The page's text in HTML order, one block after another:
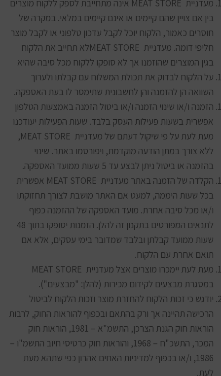
מעדניית MEAT STORE אינה מתחייבת לספק ללקוח מוצרים
בין אם צויין שהם קיימים או אינם קיימים במלאי. במקרה של
חוסרים כאמור, הלקוח יוכל לקבל עדכון טלפוני או לקבל מוצר
חליפי דומה. מעדניית MEAT STOREלא תחייב את הלקוח
בגין המוצרים שהוזמנו אך לא סופקו ללקוח מכל סיבה שהיא
על הלקוח לבדוק את תכולת המשלוח עם קבלתו ולערוך
השוואה הן להזמנה והן לחשבונית שתימסר לו בעת האספקה.
הזמנה ו/או שינוי הזמנה ו/או ביטול הזמנה באמצעות הטלפון
אפשרית בשעות פעילות העסק בלבד. שעות הפעילות יעודכנו
מעת לעת על פי שיקול דעתם של מעדניית MEAT STORE,
ללא צורך במתן הודעה מוקדמת, ויפורסמו באתר. שינוי
בהזמנה או ביטול ניתן לבצע עד 5 שעות ממועד האספקה.
הקלדה של הזמנה באתר מעדניית MEAT STORE אפשרית
בכל שעות היממה, למעט אם האתר מושבת לצורך תחזוקתו
ו/או מכל סיבה אחרת. מועד האספקה של ההזמנה כפוף
לתנאים המפורטים בתקנון זה להלן. הזמנות יסופקו בתוך 48
שעות ממועד קבלתן ובלבד שמדובר בימי עסקים, אלא אם
תואם אחרת עם הלקוח.
מעת לעת יימכרו מוצרים אצל מעדניית MEAT STORE
במסגרת מבצעים לקידום מכירות (להלן: "מבצעים").
יודגש כי זכות הלקוח להחזרת מוצר וזכות הלקוח לביטול
הרכישה תהיינה אך ורק בהתאם ובכפוף להוראות החוק, לרבות
הוראות חוק הגנת הצרכן, התשמ"א – 1981, הוראות חוק
המכר, התשכ"ח – 1968, והוראות חוק כרטיסי חיוב התשמ"ו –
1986, ו/או בכפוף למדיניות האחים אהרון כפי שתהא מעת
לעת.